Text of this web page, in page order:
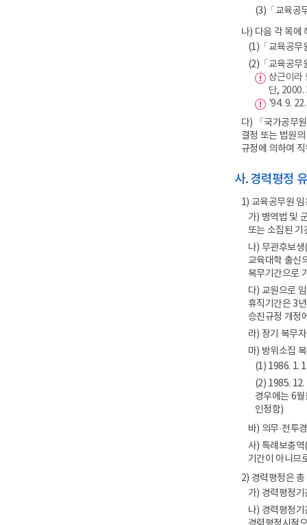
(3)「교육공
나) 다음 각 목에
(1)「교육공무
(2)「교육공무
상근이라
단, 2000.
'94. 9.
다) 「국가공무
결정 또는 법원
규정에 의하여
사. 경력평정
1) 교육공무원
가) 병역법 및
또는 소집된 기
나) 무관후보
교육대학 출신
복무기간으로
다) 교원으로
휴직기간은 3
승진규정 개정
라) 장기 복무
마) 방위소집
(1) 1986. 1.
(2) 1985. 12.
경우에는 6
인정함)
바) 의무·전투
사) 특례보충역
기간이 아니므
2) 경력평정은
가) 경력평정
나) 경력평정